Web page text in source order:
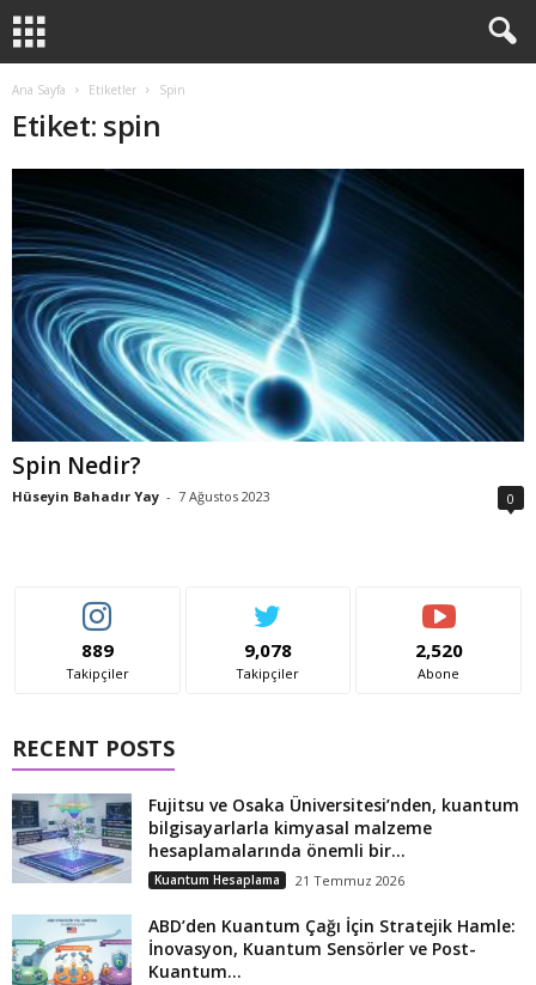
Ana Sayfa Etiketler Spin
Etiket: spin
Spin Nedir?
Hüseyin Bahadır Yay - 7 Ağustos 2023 0
889
Takipçiler
9,078
Takipçiler
2,520
Abone
RECENT POSTS
Fujitsu ve Osaka Üniversitesi’nden, kuantum
bilgisayarlarla kimyasal malzeme
hesaplamalarında önemli bir...
Kuantum Hesaplama 21 Temmuz 2026
ABD’den Kuantum Çağı İçin Stratejik Hamle:
İnovasyon, Kuantum Sensörler ve Post-
Kuantum...